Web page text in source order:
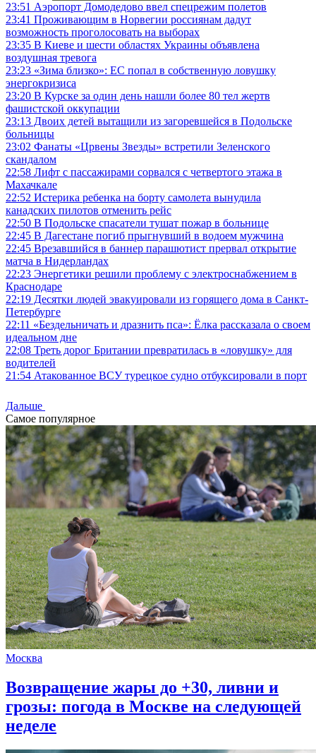
23:51 Аэропорт Домодедово ввел спецрежим полетов
23:41 Проживающим в Норвегии россиянам дадут
возможность проголосовать на выборах
23:35 В Киеве и шести областях Украины объявлена
воздушная тревога
23:23 «Зима близко»: ЕС попал в собственную ловушку
энергокризиса
23:20 В Курске за один день нашли более 80 тел жертв
фашистской оккупации
23:13 Двоих детей вытащили из загоревшейся в Подольске
больницы
23:02 Фанаты «Црвены Звезды» встретили Зеленского
скандалом
22:58 Лифт с пассажирами сорвался с четвертого этажа в
Махачкале
22:52 Истерика ребенка на борту самолета вынудила
канадских пилотов отменить рейс
22:50 В Подольске спасатели тушат пожар в больнице
22:45 В Дагестане погиб прыгнувший в водоем мужчина
22:45 Врезавшийся в баннер парашютист прервал открытие
матча в Нидерландах
22:23 Энергетики решили проблему с электроснабжением в
Краснодаре
22:19 Десятки людей эвакуировали из горящего дома в Санкт-
Петербурге
22:11 «Бездельничать и дразнить пса»: Ё‌лка рассказала о своем
идеальном дне
22:08 Треть дорог Британии превратилась в «ловушку» для
водителей
21:54 Атакованное ВСУ турецкое судно отбуксировали в порт
Дальше
Самое популярное
Москва
Возвращение жары до +30, ливни и
грозы: погода в Москве на следующей
неделе